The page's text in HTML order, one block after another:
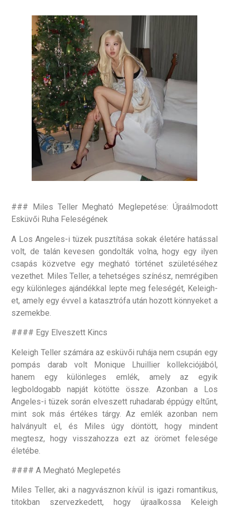
### Miles Teller Megható Meglepetése: Újraálmodott
Esküvői Ruha Feleségének
A Los Angeles-i tüzek pusztítása sokak életére hatással
volt, de talán kevesen gondolták volna, hogy egy ilyen
csapás közvetve egy megható történet születéséhez
vezethet. Miles Teller, a tehetséges színész, nemrégiben
egy különleges ajándékkal lepte meg feleségét, Keleigh-
et, amely egy évvel a katasztrófa után hozott könnyeket a
szemekbe.
#### Egy Elveszett Kincs
Keleigh Teller számára az esküvői ruhája nem csupán egy
pompás darab volt Monique Lhuillier kollekciójából,
hanem egy különleges emlék, amely az egyik
legboldogabb napját kötötte össze. Azonban a Los
Angeles-i tüzek során elveszett ruhadarab éppúgy eltűnt,
mint sok más értékes tárgy. Az emlék azonban nem
halványult el, és Miles úgy döntött, hogy mindent
megtesz, hogy visszahozza ezt az örömet felesége
életébe.
#### A Megható Meglepetés
Miles Teller, aki a nagyvásznon kívül is igazi romantikus,
titokban szervezkedett, hogy újraalkossa Keleigh